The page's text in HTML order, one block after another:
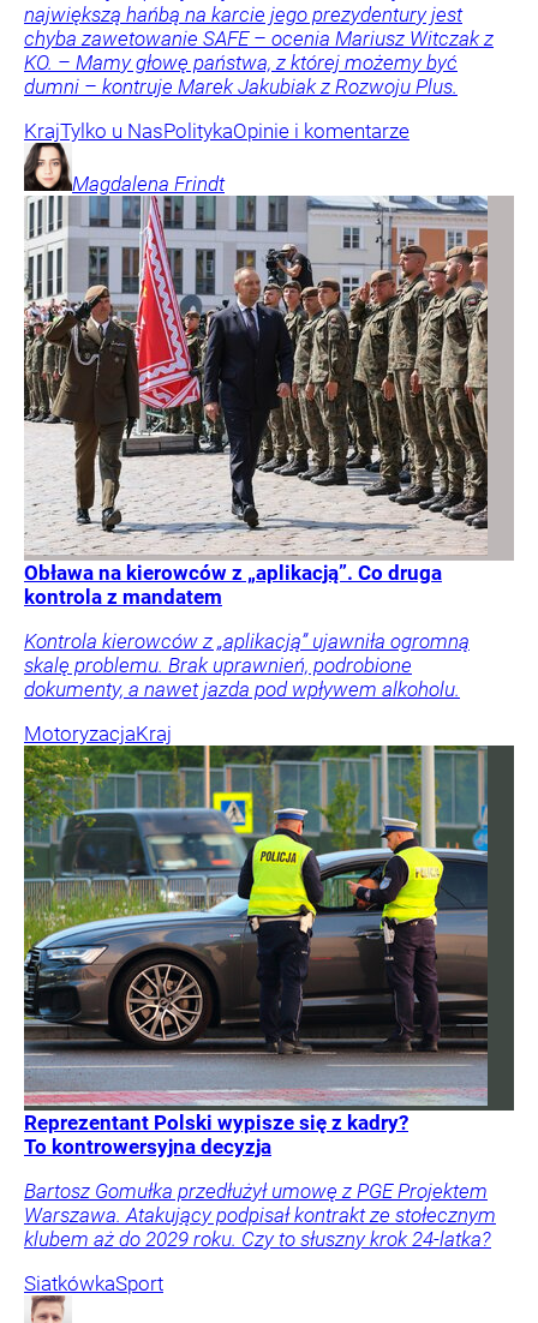
największą hańbą na karcie jego prezydentury jest
chyba zawetowanie SAFE – ocenia Mariusz Witczak z
KO. – Mamy głowę państwa, z której możemy być
dumni – kontruje Marek Jakubiak z Rozwoju Plus.
KrajTylko u NasPolitykaOpinie i komentarze
Magdalena Frindt
Obława na kierowców z „aplikacją”. Co druga
kontrola z mandatem
Kontrola kierowców z „aplikacją” ujawniła ogromną
skalę problemu. Brak uprawnień, podrobione
dokumenty, a nawet jazda pod wpływem alkoholu.
MotoryzacjaKraj
Reprezentant Polski wypisze się z kadry?
To kontrowersyjna decyzja
Bartosz Gomułka przedłużył umowę z PGE Projektem
Warszawa. Atakujący podpisał kontrakt ze stołecznym
klubem aż do 2029 roku. Czy to słuszny krok 24-latka?
SiatkówkaSport